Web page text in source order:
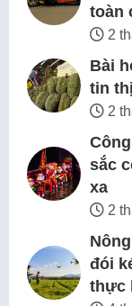
toàn
2
Bài
tin
2
sắc
xa
2
đói
thực